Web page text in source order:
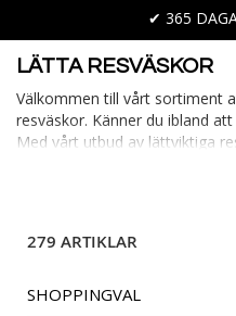
✔ 365
LÄTTA RESVÄSKOR
Välkommen till vårt sortiment
resväskor. Känner du ibland
Med vårt utbud av lättviktiga
utan onödig tyngd. Bland
väska gör varje resa
279 ARTIKLAR
SHOPPINGVAL